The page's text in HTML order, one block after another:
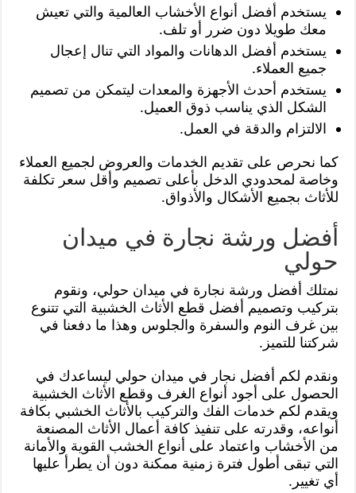
يستخدم أفضل أنواع الأخشاب العالمية والتي تعيش
معك طويلا دون ضرر أو تلف.
يستخدم أفضل الدهانات والمواد التي تنال إعجال
جميع العملاء.
يستخدم أحدث الأجهزة والمعدات ليتمكن من تصميم
الشكل الذي يناسب ذوق العميل.
الالتزام والدقة في العمل.
كما نحرص على تقديم الخدمات والعروض لجميع العملاء
وخاصة لمحدودي الدخل بأعلى تصميم وأقل سعر تكلفة
للأثاث بجميع الأشكال والأذواق.
أفضل ورشة نجارة في ميدان
حولي
نمتلك أفضل ورشة نجارة في ميدان حولي، ونقوم
بتركيب وتصميم أفضل قطع الأثاث الخشبية التي تتنوع
بين غرف النوم والسفرة والجلوس وهذا ما دفعنا في
شركتنا للتميز.
ونقدم لكم أفضل نجار في ميدان حولي ليساعدك في
الحصول على أجود أنواع الغرف وقطع الأثاث الخشبية
ويقدم لكم خدمات الفك والتركيب بالأثاث الخشبي بكافة
أنواعه، وقدرته على تنفيذ كافة أعمال الأثاث المصنعة
من الأخشاب واعتماد على أنواع الخشب القوية والأمانة
التي تبقى أطول فترة زمنية ممكنة دون أن يطرأ عليها
أي تغيير.